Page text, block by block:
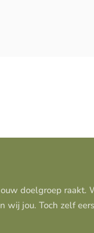
doelgroep
wij jou. Toch zelf